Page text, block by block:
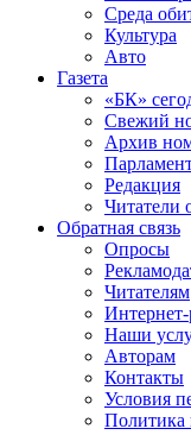
Среда
Культура
Авто
Газета
«БК»
Свежий
Архив
Редакция
Читатели
Обратная связь
Опросы
Читателям
Наши
Авторам
Контакты
Условия
Политика